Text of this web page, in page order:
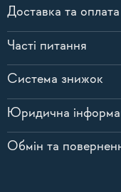
Доставка та оплата
Часті питання
Система знижок
Юридична
Обмін та